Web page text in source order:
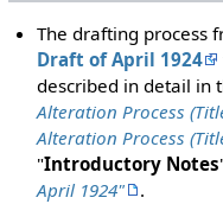
The drafting process
Draft of April 1924
described in detail in
Alteration Process
Alteration Process
"Introductory Notes
April 1924"
.